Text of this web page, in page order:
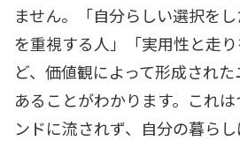
ません。「自分らしい選択を
を重視する人」「実用性と走
ど、価値観によって形成され
あることがわかります。これ
ンドに流されず、自分の暮ら